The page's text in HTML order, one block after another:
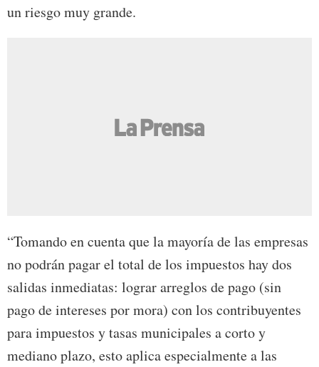
un riesgo muy grande.
“Tomando en cuenta que la mayoría de las empresas
no podrán pagar el total de los impuestos hay dos
salidas inmediatas: lograr arreglos de pago (sin
pago de intereses por mora) con los contribuyentes
para impuestos y tasas municipales a corto y
mediano plazo, esto aplica especialmente a las